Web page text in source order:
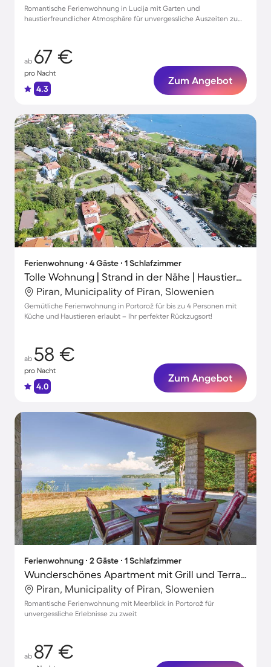
Romantische Ferienwohnung in Lucija mit Garten und
haustierfreundlicher Atmosphäre für unvergessliche Auszeiten zu
ab 67 €
pro Nacht
4.3
Zum Angebot
Ferienwohnung ∙ 4 Gäste ∙ 1 Schlafzimmer
Tolle Wohnung | Strand in der Nähe | Haustiere erlaubt
Piran, Municipality of Piran, Slowenien
Gemütliche Ferienwohnung in Portorož für bis zu 4 Personen mit
Küche und Haustieren erlaubt – Ihr perfekter Rückzugsort!
ab 58 €
pro Nacht
4.0
Zum Angebot
Ferienwohnung ∙ 2 Gäste ∙ 1 Schlafzimmer
Wunderschönes Apartment mit Grill und Terrasse | Wasserblick
Piran, Municipality of Piran, Slowenien
Romantische Ferienwohnung mit Meerblick in Portorož für
unvergessliche Erlebnisse zu zweit
ab 87 €